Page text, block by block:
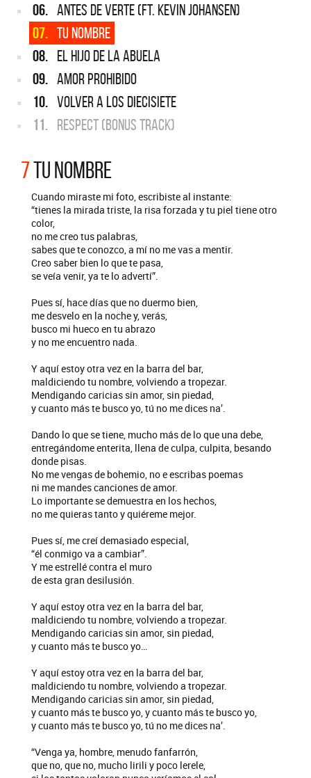
06. ANTES DE VERTE (FT. KEVIN JOHANSEN)
07. TU NOMBRE
08. EL HIJO DE LA ABUELA
09. AMOR PROHIBIDO
10. VOLVER A LOS DIECISIETE
11. RESPECT (BONUS TRACK)
7TU NOMBRE
Cuando miraste mi foto, escribiste al instante:
“tienes la mirada triste, la risa forzada y tu piel tiene otro
color,
no me creo tus palabras,
sabes que te conozco, a mí no me vas a mentir.
Creo saber bien lo que te pasa,
se veía venir, ya te lo advertí”.
Pues sí, hace días que no duermo bien,
me desvelo en la noche y, verás,
busco mi hueco en tu abrazo
y no me encuentro nada.
Y aquí estoy otra vez en la barra del bar,
maldiciendo tu nombre, volviendo a tropezar.
Mendigando caricias sin amor, sin piedad,
y cuanto más te busco yo, tú no me dices na’.
Dando lo que se tiene, mucho más de lo que una debe,
entregándome enterita, llena de culpa, culpita, besando
donde pisas.
No me vengas de bohemio, no e escribas poemas
ni me mandes canciones de amor.
Lo importante se demuestra en los hechos,
no me quieras tanto y quiéreme mejor.
Pues sí, me creí demasiado especial,
“él conmigo va a cambiar”.
Y me estrellé contra el muro
de esta gran desilusión.
Y aquí estoy otra vez en la barra del bar,
maldiciendo tu nombre, volviendo a tropezar.
Mendigando caricias sin amor, sin piedad,
y cuanto más te busco yo…
Y aquí estoy otra vez en la barra del bar,
maldiciendo tu nombre, volviendo a tropezar.
Mendigando caricias sin amor, sin piedad,
y cuanto más te busco yo, y cuanto más te busco yo,
y cuanto más te busco yo, tú no me dices na’.
“Venga ya, hombre, menudo fanfarrón,
que no, que no, mucho lirili y poco lerele,